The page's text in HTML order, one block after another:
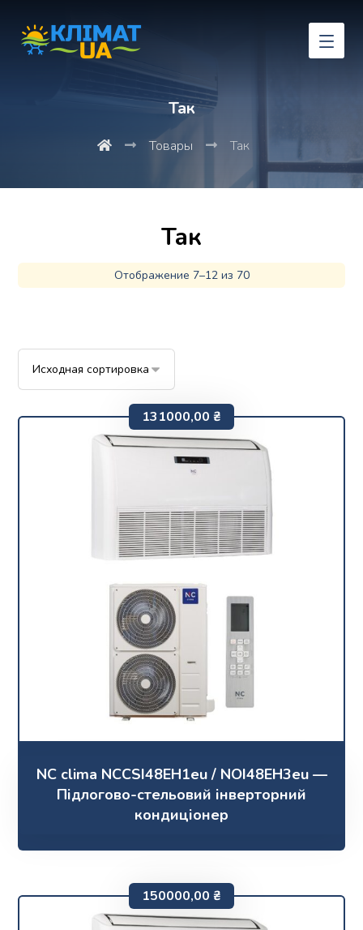
Так
Товары Так
Так
Отображение 7–12 из 70
NC clima NCCSI48EH1eu / NOI48EH3eu —
Підлогово-стельовий інверторний
кондиціонер
131000,00 ₴
150000,00 ₴